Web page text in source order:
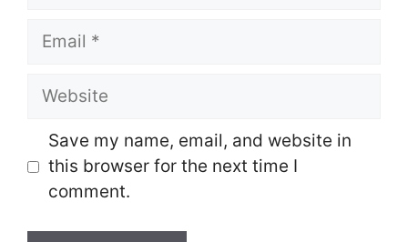
Email
Website
Save my name, email, and website in
this browser for the next time I
comment.